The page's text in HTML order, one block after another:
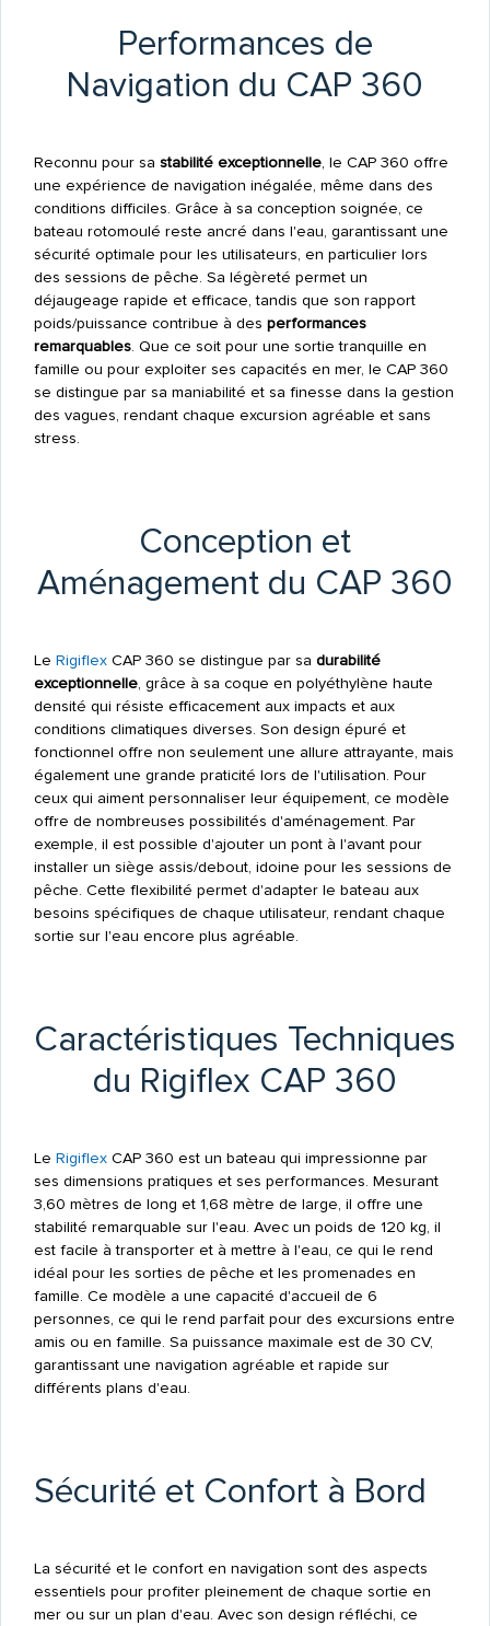
Performances de
Navigation du CAP 360
Reconnu pour sa stabilité exceptionnelle, le CAP 360 offre
une expérience de navigation inégalée, même dans des
conditions difficiles. Grâce à sa conception soignée, ce
bateau rotomoulé reste ancré dans l'eau, garantissant une
sécurité optimale pour les utilisateurs, en particulier lors
des sessions de pêche. Sa légèreté permet un
déjaugeage rapide et efficace, tandis que son rapport
poids/puissance contribue à des performances
remarquables. Que ce soit pour une sortie tranquille en
famille ou pour exploiter ses capacités en mer, le CAP 360
se distingue par sa maniabilité et sa finesse dans la gestion
des vagues, rendant chaque excursion agréable et sans
stress.
Conception et
Aménagement du CAP 360
Le RigiflexCAP 360 se distingue par sa durabilité
exceptionnelle, grâce à sa coque en polyéthylène haute
densité qui résiste efficacement aux impacts et aux
conditions climatiques diverses. Son design épuré et
fonctionnel offre non seulement une allure attrayante, mais
également une grande praticité lors de l'utilisation. Pour
ceux qui aiment personnaliser leur équipement, ce modèle
offre de nombreuses possibilités d'aménagement. Par
exemple, il est possible d'ajouter un pont à l'avant pour
installer un siège assis/debout, idoine pour les sessions de
pêche. Cette flexibilité permet d'adapter le bateau aux
besoins spécifiques de chaque utilisateur, rendant chaque
sortie sur l'eau encore plus agréable.
Caractéristiques Techniques
du Rigiflex CAP 360
Le RigiflexCAP 360 est un bateau qui impressionne par
ses dimensions pratiques et ses performances. Mesurant
3,60 mètres de long et 1,68 mètre de large, il offre une
stabilité remarquable sur l'eau. Avec un poids de 120 kg, il
est facile à transporter et à mettre à l'eau, ce qui le rend
idéal pour les sorties de pêche et les promenades en
famille. Ce modèle a une capacité d'accueil de 6
personnes, ce qui le rend parfait pour des excursions entre
amis ou en famille. Sa puissance maximale est de 30 CV,
garantissant une navigation agréable et rapide sur
différents plans d'eau.
Sécurité et Confort à Bord
La sécurité et le confort en navigation sont des aspects
essentiels pour profiter pleinement de chaque sortie en
mer ou sur un plan d'eau. Avec son design réfléchi, ce